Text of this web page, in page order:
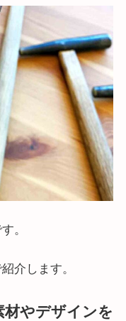
。
介します。
やデザインを